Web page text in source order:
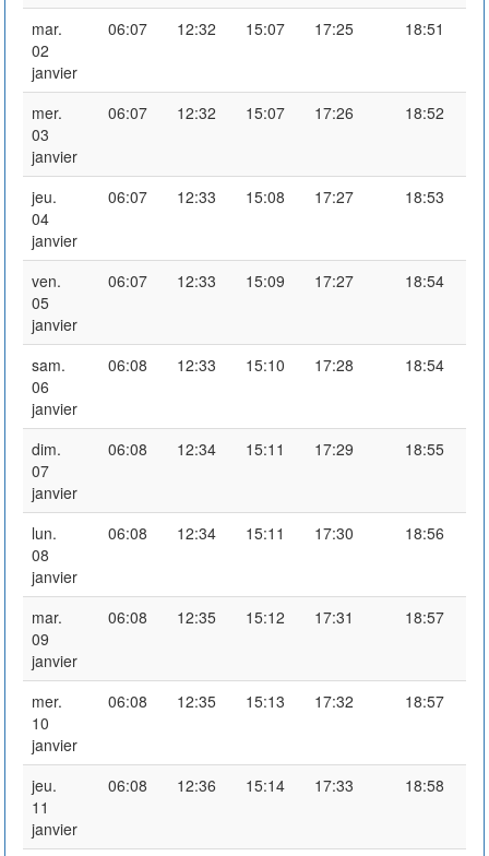
mar.
02
janvier
06:07 12:32 15:07 17:25 18:51
mer.
03
janvier
06:07 12:32 15:07 17:26 18:52
jeu.
04
janvier
06:07 12:33 15:08 17:27 18:53
ven.
05
janvier
06:07 12:33 15:09 17:27 18:54
sam.
06
janvier
06:08 12:33 15:10 17:28 18:54
dim.
07
janvier
06:08 12:34 15:11 17:29 18:55
lun.
08
janvier
06:08 12:34 15:11 17:30 18:56
mar.
09
janvier
06:08 12:35 15:12 17:31 18:57
mer.
10
janvier
06:08 12:35 15:13 17:32 18:57
jeu.
11
janvier
06:08 12:36 15:14 17:33 18:58